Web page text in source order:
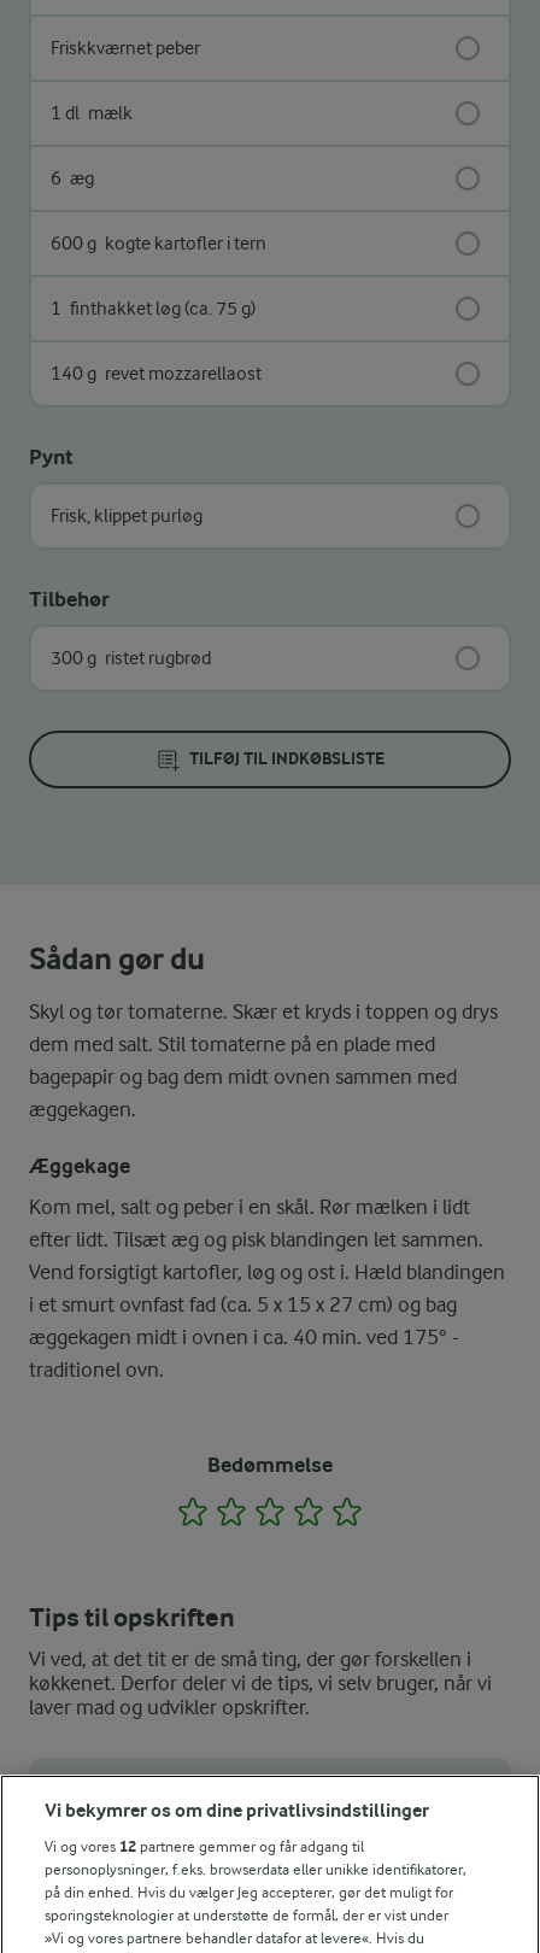
Friskkværnet peber
1 dl mælk
6 æg
600 g kogte kartofler i tern
1 finthakket løg (ca. 75 g)
140 g revet mozzarellaost
Pynt
Frisk, klippet purløg
Tilbehør
300 g ristet rugbrød
TILFØJ TIL INDKØBSLISTE
Sådan gør du
Skyl og tør tomaterne. Skær et kryds i toppen og drys
dem med salt. Stil tomaterne på en plade med
bagepapir og bag dem midt ovnen sammen med
æggekagen.
Æggekage
Kom mel, salt og peber i en skål. Rør mælken i lidt
efter lidt. Tilsæt æg og pisk blandingen let sammen.
Vend forsigtigt kartofler, løg og ost i. Hæld blandingen
i et smurt ovnfast fad (ca. 5 x 15 x 27 cm) og bag
æggekagen midt i ovnen i ca. 40 min. ved 175° -
traditionel ovn.
Bedømmelse
1 2 3 4
Tips til opskriften
Vi ved, at det tit er de små ting, der gør forskellen i
køkkenet. Derfor deler vi de tips, vi selv bruger, når vi
laver mad og udvikler opskrifter.
Hvis du undlader kartoflerne, bliver æggekagen i stedet til en
NÆRINGSINDHOLD, PR 100 G
Energiindhold:
Vi bekymrer os om dine privatlivsindstillinger
Vi og vores 12 partnere gemmer og får adgang til
personoplysninger, f.eks. browserdata eller unikke identifikatorer,
på din enhed. Hvis du vælger Jeg accepterer, gør det muligt for
sporingsteknologier at understøtte de formål, der er vist under
»Vi og vores partnere behandler datafor at levere«. Hvis du